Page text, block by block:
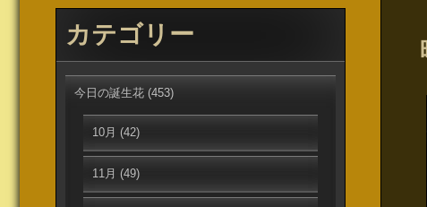
カテゴリー
今日の誕生花 (453)
10月 (42)
11月 (49)